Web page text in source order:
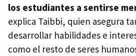
los estudiantes a sentirse
explica Taibbi, quien asegura
desarrollar habilidades e
como el resto de seres